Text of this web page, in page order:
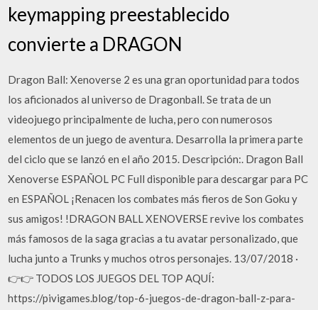
keymapping preestablecido
convierte a DRAGON
Dragon Ball: Xenoverse 2 es una gran oportunidad para todos
los aficionados al universo de Dragonball. Se trata de un
videojuego principalmente de lucha, pero con numerosos
elementos de un juego de aventura. Desarrolla la primera parte
del ciclo que se lanzó en el año 2015. Descripción:. Dragon Ball
Xenoverse ESPAÑOL PC Full disponible para descargar para PC
en ESPAÑOL ¡Renacen los combates más fieros de Son Goku y
sus amigos! !DRAGON BALL XENOVERSE revive los combates
más famosos de la saga gracias a tu avatar personalizado, que
lucha junto a Trunks y muchos otros personajes. 13/07/2018 ·
👉👉 TODOS LOS JUEGOS DEL TOP AQUÍ:
https://pivigames.blog/top-6-juegos-de-dragon-ball-z-para-